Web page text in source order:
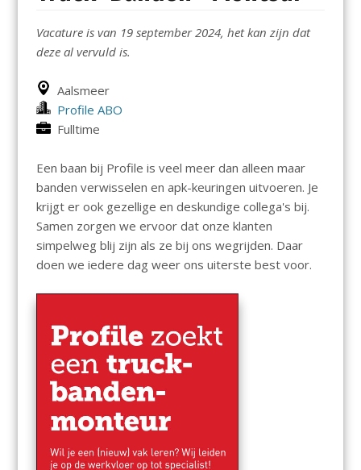
Vacature is van 19 september 2024, het kan zijn dat
deze al vervuld is.
Aalsmeer
Profile ABO
Fulltime
Een baan bij Profile is veel meer dan alleen maar
banden verwisselen en apk-keuringen uitvoeren. Je
krijgt er ook gezellige en deskundige collega's bij.
Samen zorgen we ervoor dat onze klanten
simpelweg blij zijn als ze bij ons wegrijden. Daar
doen we iedere dag weer ons uiterste best voor.